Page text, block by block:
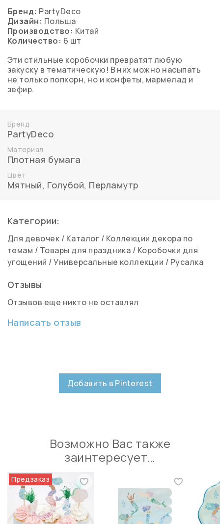
Бренд: PartyDeco
Дизайн: Польша
Производство: Китай
Количество: 6 шт
Эти стильные коробочки превратят любую
закуску в тематическую! В них можно насыпать
не только попкорн, но и конфеты, мармелад и
зефир.
Бренд
PartyDeco
Материал
Плотная бумага
Цвет
Мятный, Голубой, Перламутр
Категории:
Для девочек / Каталог / Коллекции декора по
темам / Товары для праздника / Коробочки для
угощений /Универсальные коллекции / Русалка
Отзывы
Отзывов еще никто не оставлял
Написать отзыв
Добавить в Pinterest
Возможно Вас также
заинтересует…
Предзаказ